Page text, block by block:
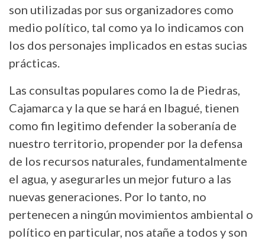
son utilizadas por sus organizadores como
medio político, tal como ya lo indicamos con
los dos personajes implicados en estas sucias
prácticas.
Las consultas populares como la de Piedras,
Cajamarca y la que se hará en Ibagué, tienen
como fin legitimo defender la soberanía de
nuestro territorio, propender por la defensa
de los recursos naturales, fundamentalmente
el agua, y asegurarles un mejor futuro a las
nuevas generaciones. Por lo tanto, no
pertenecen a ningún movimientos ambiental o
político en particular, nos atañe a todos y son